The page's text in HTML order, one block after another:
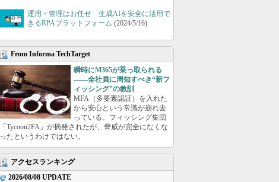
運用・管理はお任せ 生成AIを安全に活用で
きるRPAプラットフォーム (2024/5/16)
From Informa TechTarget
瞬時にM365が乗っ取られる
――全社員に周知すべき“新フ
ィッシング”の教訓
MFA（多要素認証）を入れた
から安心という常識が崩れ去
っている。フィッシング集団
「Tycoon2FA」が摘発されたが、脅威が完全になくな
ったというわけではない。
アクセスランキング
2026/08/08 UPDATE